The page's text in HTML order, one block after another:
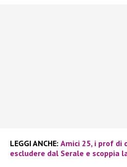
LEGGI ANCHE: Amici 25, i prof di
escludere dal Serale e scoppia